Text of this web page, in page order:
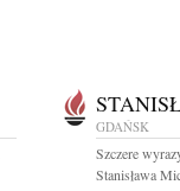
GDAŃSK
Szczere
Stanisława